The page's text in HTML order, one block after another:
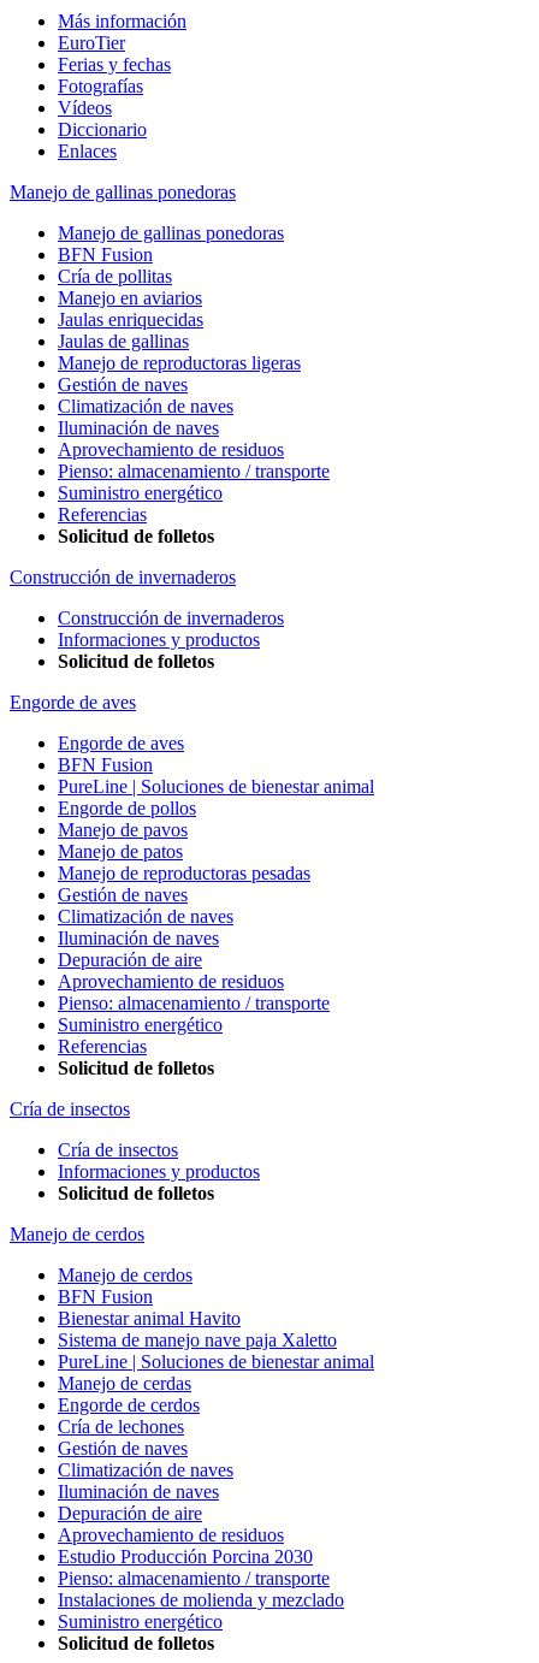
Más información
EuroTier
Ferias y fechas
Fotografías
Vídeos
Diccionario
Enlaces
Manejo de gallinas ponedoras
Manejo de gallinas ponedoras
BFN Fusion
Cría de pollitas
Manejo en aviarios
Jaulas enriquecidas
Jaulas de gallinas
Manejo de reproductoras ligeras
Gestión de naves
Climatización de naves
Iluminación de naves
Aprovechamiento de residuos
Pienso: almacenamiento / transporte
Suministro energético
Referencias
Solicitud de folletos
Construcción de invernaderos
Construcción de invernaderos
Informaciones y productos
Solicitud de folletos
Engorde de aves
Engorde de aves
BFN Fusion
PureLine | Soluciones de bienestar animal
Engorde de pollos
Manejo de pavos
Manejo de patos
Manejo de reproductoras pesadas
Gestión de naves
Climatización de naves
Iluminación de naves
Depuración de aire
Aprovechamiento de residuos
Pienso: almacenamiento / transporte
Suministro energético
Referencias
Solicitud de folletos
Cría de insectos
Cría de insectos
Informaciones y productos
Solicitud de folletos
Manejo de cerdos
Manejo de cerdos
BFN Fusion
Bienestar animal Havito
Sistema de manejo nave paja Xaletto
PureLine | Soluciones de bienestar animal
Manejo de cerdas
Engorde de cerdos
Cría de lechones
Gestión de naves
Climatización de naves
Iluminación de naves
Depuración de aire
Aprovechamiento de residuos
Estudio Producción Porcina 2030
Pienso: almacenamiento / transporte
Instalaciones de molienda y mezclado
Suministro energético
Solicitud de folletos